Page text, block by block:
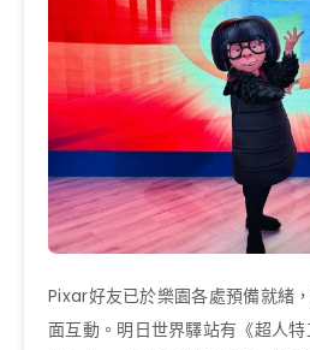
Pixar好友已於樂園各處預備就緒
面互動。明日世界驛站有《超人